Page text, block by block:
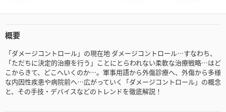
概要
「ダメージコントロール」の現在地 ダメージコントロール…すなわち、
「ただちに決定的治療を行う」ことにとらわれない柔軟な治療戦略…はど
こからきて、どこへいくのか…。軍事用語から外傷診療へ、外傷から多様
な内因性疾患や病院前へ…広がっていく「ダメージコントロール」の概念
と、その手技・デバイスなどのトレンドを徹底解説！